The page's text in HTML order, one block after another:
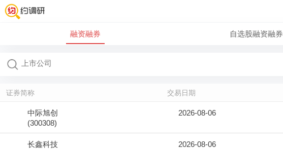
融资融券 自选股融资融券
证券简称 交易日期
中际旭创
(300308)
2026-08-06
长鑫科技
2026-08-06